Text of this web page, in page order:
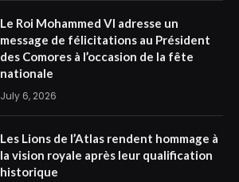
Le Roi Mohammed VI adresse un
message de félicitations au Président
des Comores à l’occasion de la fête
nationale
July 6, 2026
Les Lions de l’Atlas rendent hommage à
la vision royale après leur qualification
historique